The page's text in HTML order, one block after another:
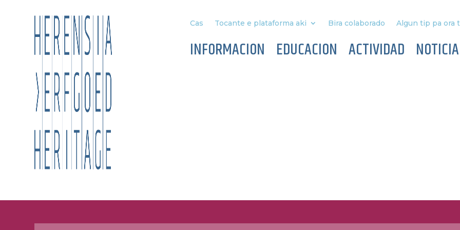
Cas Tocante e plataforma aki Bira colaborado Algun tip pa ora
INFORMACION EDUCACION ACTIVIDAD NOTICIA